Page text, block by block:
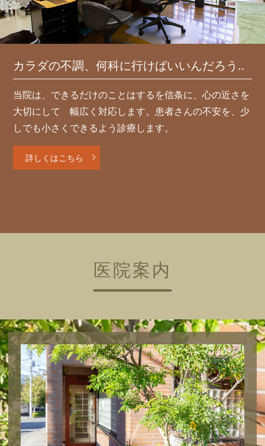
カラダの不調、何科に行けばいいんだろう‥
当院は、できるだけのことはするを信条に、心の近さを
大切にして 幅広く対応します。患者さんの不安を、少
しでも小さくできるよう診療します。
詳しくはこちら
医院案内